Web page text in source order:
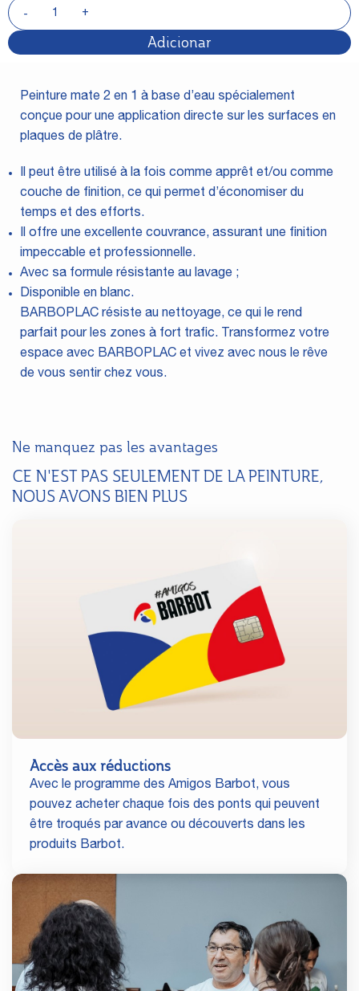
Adicionar
Peinture mate 2 en 1 à base d’eau spécialement
conçue pour une application directe sur les surfaces en
plaques de plâtre.
Il peut être utilisé à la fois comme apprêt et/ou comme
couche de finition, ce qui permet d’économiser du
temps et des efforts.
Il offre une excellente couvrance, assurant une finition
impeccable et professionnelle.
Avec sa formule résistante au lavage ;
Disponible en blanc.
BARBOPLAC résiste au nettoyage, ce qui le rend
parfait pour les zones à fort trafic. Transformez votre
espace avec BARBOPLAC et vivez avec nous le rêve
de vous sentir chez vous.
Ne manquez pas les avantages
CE N'EST PAS SEULEMENT DE LA PEINTURE,
NOUS AVONS BIEN PLUS
Accès aux réductions
Avec le programme des Amigos Barbot, vous
pouvez acheter chaque fois des ponts qui peuvent
être troqués par avance ou découverts dans les
produits Barbot.